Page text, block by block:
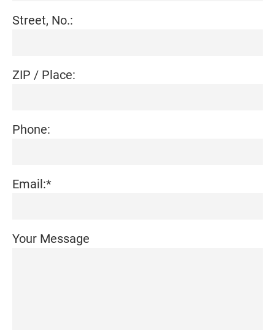
Street, No.:
ZIP / Place:
Phone:
Email:*
Your Message